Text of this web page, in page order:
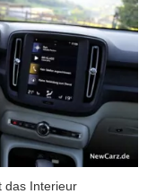
das Interieur